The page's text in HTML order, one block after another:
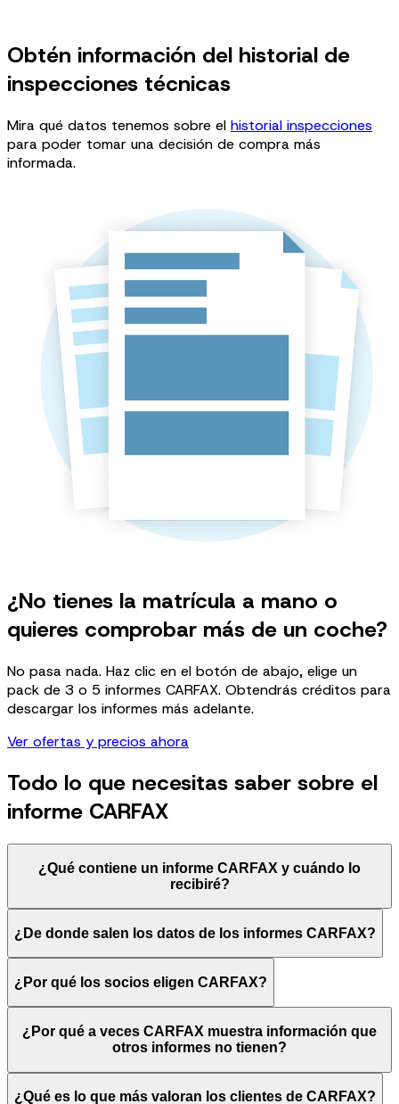
Obtén información del historial de
inspecciones técnicas
Mira qué datos tenemos sobre el historial inspecciones
para poder tomar una decisión de compra más
informada.
¿No tienes la matrícula a mano o
quieres comprobar más de un coche?
No pasa nada. Haz clic en el botón de abajo, elige un
pack de 3 o 5 informes CARFAX. Obtendrás créditos para
descargar los informes más adelante.
Ver ofertas y precios ahora
Todo lo que necesitas saber sobre el
informe CARFAX
¿Qué contiene un informe CARFAX y cuándo lo
recibiré?
¿De donde salen los datos de los informes CARFAX?
¿Por qué los socios eligen CARFAX?
¿Por qué a veces CARFAX muestra información que
otros informes no tienen?
¿Qué es lo que más valoran los clientes de CARFAX?